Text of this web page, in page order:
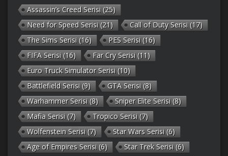
Assassin’s Creed Serisi (25)
Need for Speed Serisi (21) Call of Duty Serisi (17)
The Sims Serisi (16) PES Serisi (16)
FIFA Serisi (16) Far Cry Serisi (11)
Euro Truck Simulator Serisi (10)
Battlefield Serisi (9) GTA Serisi (8)
Warhammer Serisi (8) Sniper Elite Serisi (8)
Mafia Serisi (7) Tropico Serisi (7)
Wolfenstein Serisi (7) Star Wars Serisi (6)
Age of Empires Serisi (6) Star Trek Serisi (6)